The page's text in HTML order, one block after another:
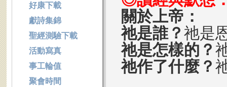
關於上帝：
祂是誰？ 祂是
祂是怎樣的？
祂作了什麼？
好康下載
獻詩集錦
聖經測驗下載
活動寫真
事工輪值
聚會時間